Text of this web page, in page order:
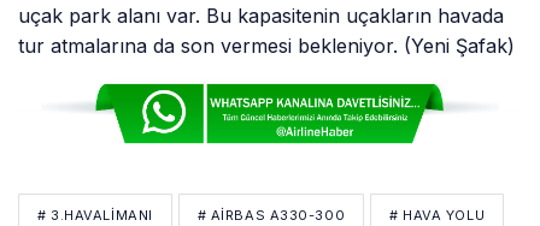
uçak park alanı var. Bu kapasitenin uçakların havada
tur atmalarına da son vermesi bekleniyor. (Yeni Şafak)
# 3.HAVALIMANI # AIRBAS A330-300 # HAVA YOLU